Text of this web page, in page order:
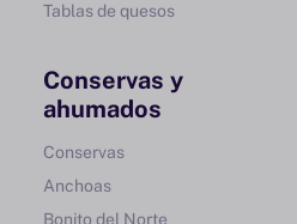
Tablas de quesos
Conservas y
ahumados
Conservas
Anchoas
Bonito del Norte